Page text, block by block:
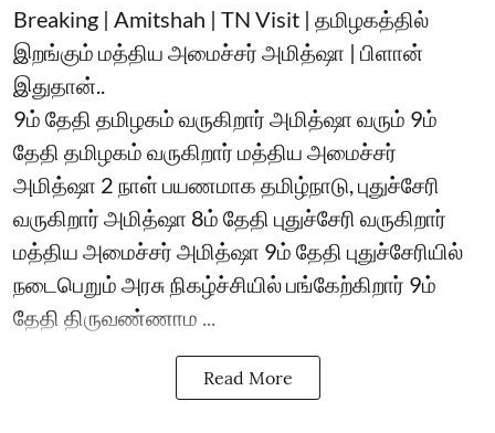
Breaking | Amitshah | TN Visit | தமிழகத்தில்
இறங்கும் மத்திய அமைச்சர் அமித்ஷா | பிளான்
இதுதான்..
9ம் தேதி தமிழகம் வருகிறார் அமித்ஷா வரும் 9ம்
தேதி தமிழகம் வருகிறார் மத்திய அமைச்சர்
அமித்ஷா 2 நாள் பயணமாக தமிழ்நாடு, புதுச்சேரி
வருகிறார் அமித்ஷா 8ம் தேதி புதுச்சேரி வருகிறார்
மத்திய அமைச்சர் அமித்ஷா 9ம் தேதி புதுச்சேரியில்
நடைபெறும் அரசு நிகழ்ச்சியில் பங்கேற்கிறார் 9ம்
தேதி திருவண்ணாம ...
Read More